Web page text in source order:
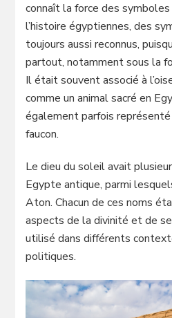
connaît la force des
l’histoire égyptiennes, des
toujours aussi reconnus,
partout, notamment sous la
Il était souvent associé à
comme un animal sacré en
également parfois représenté
faucon.
Le dieu du soleil avait
Egypte antique, parmi
Aton. Chacun de ces noms
aspects de la divinité et de
utilisé dans différents
politiques.